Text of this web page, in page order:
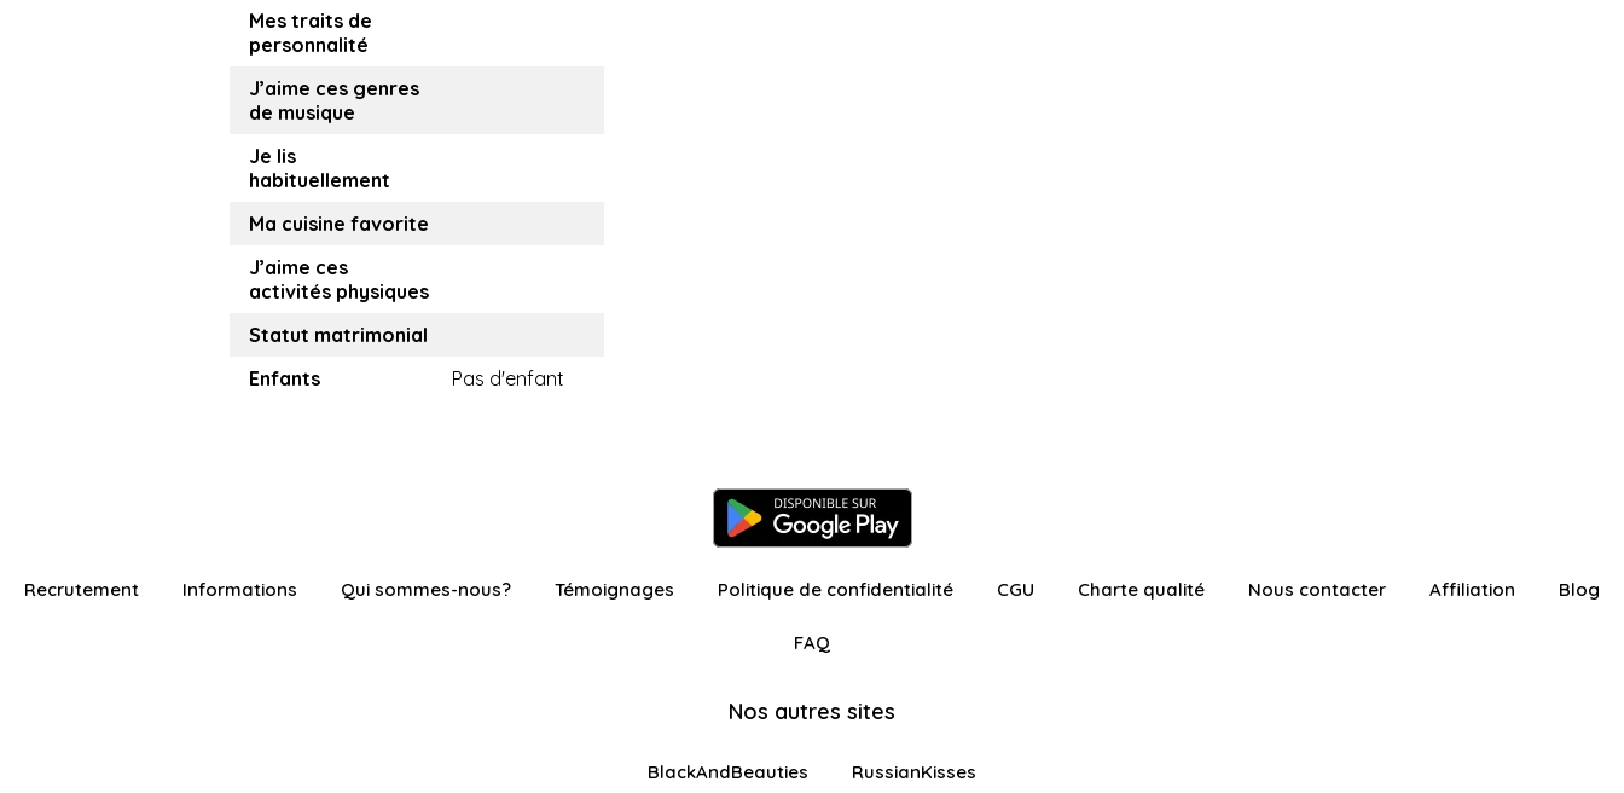
Mes traits de
personnalité
J’aime ces genres
de musique
Je lis
habituellement
Ma cuisine favorite
J’aime ces
activités physiques
Statut matrimonial
Enfants
Pas d'enfant
Recrutement Informations Qui sommes-nous? Témoignages Politique de confidentialité CGU Charte qualité Nous contacter Affiliation Blog
FAQ
Nos autres sites
BlackAndBeauties RussianKisses